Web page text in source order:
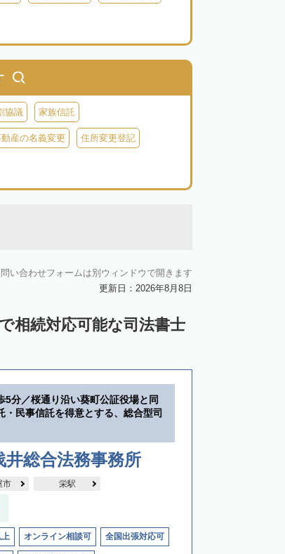
協議 家族信託
産の名義変更 住所変更登記
い合わせフォームは別ウィンドウで開きます
更新日：2026年8月8日
相続対応可能な司法書士
5分／桜通り沿い葵町公証役場と同
・民事信託を得意とする、総合型司
井総合法務事務所
市 栄駅
オンライン相談可 全国出張対応可